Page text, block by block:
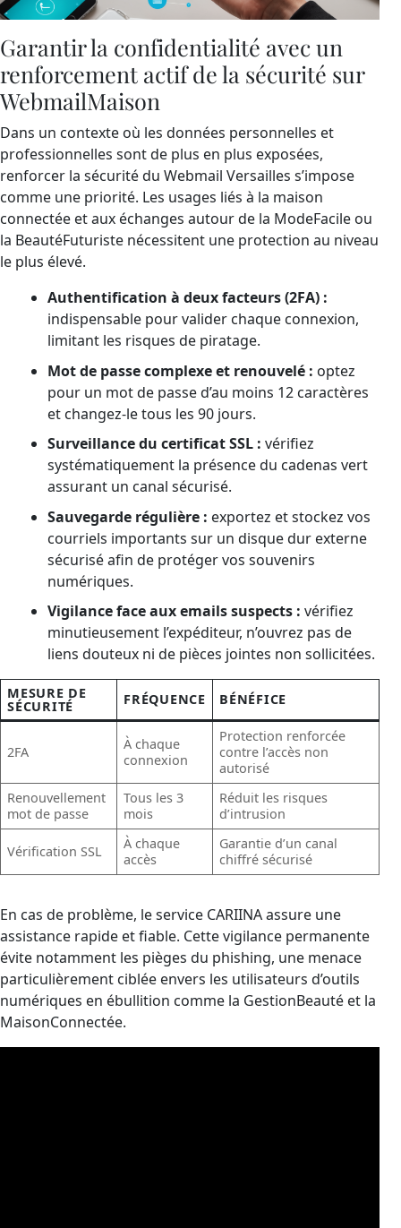
Garantir la confidentialité avec un
renforcement actif de la sécurité sur
WebmailMaison
Dans un contexte où les données personnelles et
professionnelles sont de plus en plus exposées,
renforcer la sécurité du Webmail Versailles s’impose
comme une priorité. Les usages liés à la maison
connectée et aux échanges autour de la ModeFacile ou
la BeautéFuturiste nécessitent une protection au niveau
le plus élevé.
Authentification à deux facteurs (2FA) :
indispensable pour valider chaque connexion,
limitant les risques de piratage.
Mot de passe complexe et renouvelé : optez
pour un mot de passe d’au moins 12 caractères
et changez-le tous les 90 jours.
Surveillance du certificat SSL : vérifiez
systématiquement la présence du cadenas vert
assurant un canal sécurisé.
Sauvegarde régulière : exportez et stockez vos
courriels importants sur un disque dur externe
sécurisé afin de protéger vos souvenirs
numériques.
Vigilance face aux emails suspects : vérifiez
minutieusement l’expéditeur, n’ouvrez pas de
liens douteux ni de pièces jointes non sollicitées.
MESURE DE
SÉCURITÉ FRÉQUENCE BÉNÉFICE
2FA
À chaque
connexion
Protection renforcée
contre l’accès non
autorisé
Renouvellement
mot de passe
Tous les 3
mois
Réduit les risques
d’intrusion
Vérification SSL
À chaque
accès
Garantie d’un canal
chiffré sécurisé
En cas de problème, le service CARIINA assure une
assistance rapide et fiable. Cette vigilance permanente
évite notamment les pièges du phishing, une menace
particulièrement ciblée envers les utilisateurs d’outils
numériques en ébullition comme la GestionBeauté et la
MaisonConnectée.